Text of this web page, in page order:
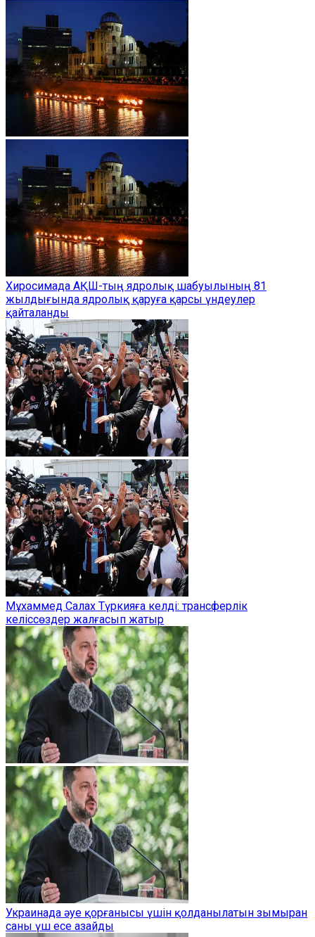
Хиросимада АҚШ-тың ядролық шабуылының 81
жылдығында ядролық қаруға қарсы үндеулер
қайталанды
Мұхаммед Салах Түркияға келді: трансферлік
келіссөздер жалғасып жатыр
Украинада әуе қорғанысы үшін қолданылатын зымыран
саны үш есе азайды